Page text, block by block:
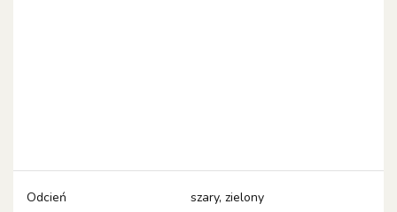
Odcień szary, zielony